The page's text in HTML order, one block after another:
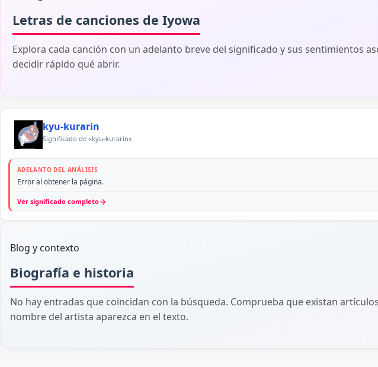
Letras de canciones de Iyowa
Explora cada canción con un adelanto breve del significado y sus sentimientos
decidir rápido qué abrir.
kyu-kurarin
Significado de «kyu-kurarin»
ADELANTO DEL ANÁLISIS
Error al obtener la página.
Ver significado completo→
Blog y contexto
Biografía e historia
No hay entradas que coincidan con la búsqueda. Comprueba que existan
nombre del artista aparezca en el texto.